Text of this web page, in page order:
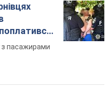
поплатився.
з пасажирами